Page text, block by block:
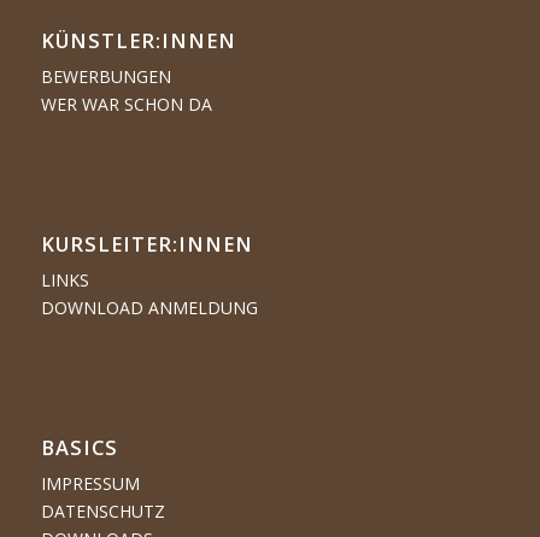
KÜNSTLER:­­INNEN
BEWERBUNGEN
WER WAR SCHON DA
KURSLEITER:INNEN
LINKS
DOWNLOAD ANMELDUNG
BASICS
IMPRESSUM
DATENSCHUTZ